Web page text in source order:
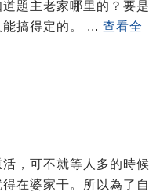
題主老家哪里的？要是
搞得定的。 ... 查看全
，可不就等人多的時候
在婆家干。所以為了自